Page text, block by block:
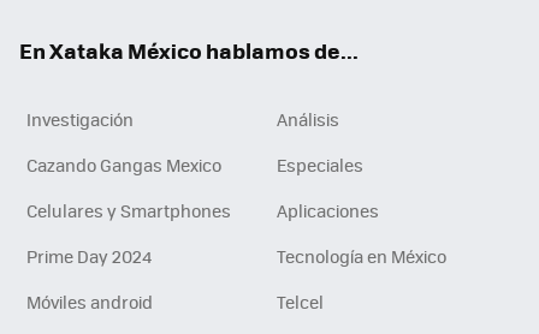
En Xataka México hablamos de...
Investigación
Análisis
Cazando Gangas Mexico
Especiales
Celulares y Smartphones
Aplicaciones
Prime Day 2024
Tecnología en México
Móviles android
Telcel